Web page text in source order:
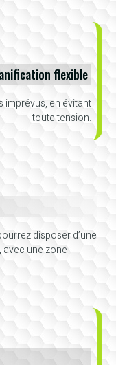
flexible
imprévus, en évitant
toute tension.
disposer d’une
avec une zone